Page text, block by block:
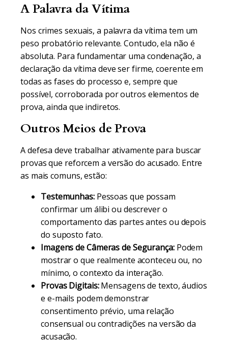
A Palavra da Vítima
Nos crimes sexuais, a palavra da vítima tem um
peso probatório relevante. Contudo, ela não é
absoluta. Para fundamentar uma condenação, a
declaração da vítima deve ser firme, coerente em
todas as fases do processo e, sempre que
possível, corroborada por outros elementos de
prova, ainda que indiretos.
Outros Meios de Prova
A defesa deve trabalhar ativamente para buscar
provas que reforcem a versão do acusado. Entre
as mais comuns, estão:
Testemunhas:Pessoas que possam
confirmar um álibi ou descrever o
comportamento das partes antes ou depois
do suposto fato.
Imagens de Câmeras de Segurança:Podem
mostrar o que realmente aconteceu ou, no
mínimo, o contexto da interação.
Provas Digitais:Mensagens de texto, áudios
e e-mails podem demonstrar
consentimento prévio, uma relação
consensual ou contradições na versão da
acusação.